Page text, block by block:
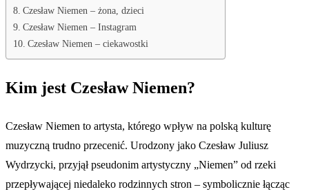
Czesław Niemen – żona, dzieci
Czesław Niemen – Instagram
Czesław Niemen – ciekawostki
Kim jest Czesław Niemen?
Czesław Niemen to artysta, którego wpływ na polską kulturę
muzyczną trudno przecenić. Urodzony jako Czesław Juliusz
Wydrzycki, przyjął pseudonim artystyczny „Niemen” od rzeki
przepływającej niedaleko rodzinnych stron – symbolicznie łącząc